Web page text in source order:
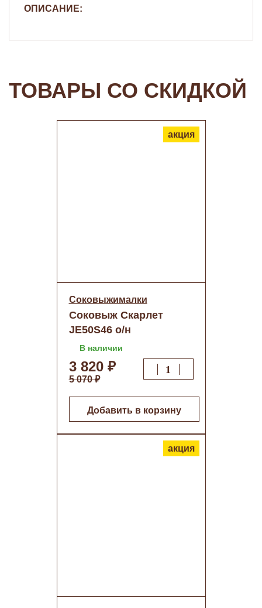
ОПИСАНИЕ:
ТОВАРЫ СО СКИДКОЙ
акция
Соковыжималки
Соковыж Скарлет
JE50S46 о/н
В наличии
3 820 ₽
5 070 ₽
Добавить в корзину
акция